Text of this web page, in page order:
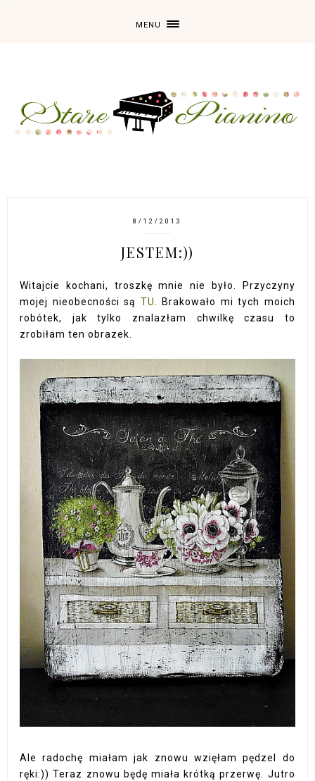
MENU
8/12/2013
JESTEM:))
Witajcie kochani, troszkę mnie nie było. Przyczyny
mojej nieobecności są TU.
Brakowało mi tych moich
robótek, jak tylko znalazłam chwilkę czasu to
zrobiłam ten obrazek.
Ale radochę miałam jak znowu wzięłam pędzel do
ręki:)) Teraz znowu będę miała krótką przerwę. Jutro